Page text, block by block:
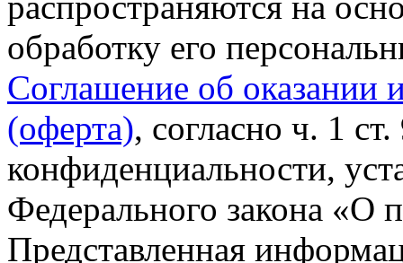
обработку его
Соглашение об оказании
(оферта), согласно ч. 1
конфиденциальности,
Федерального закона «О
Представленная